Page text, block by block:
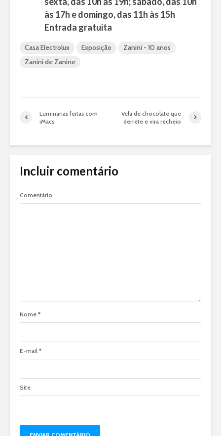
às 17h e domingo, das 11h às 15h
Entrada gratuita
Casa Electrolux Exposição
Zanini - 10 anos
Zanini de Zanine
Luminárias feitas com
iMacs
Vela de chocolate que
derrete e vira recheio
Incluir comentário
Comentário
Nome *
E-mail *
Site